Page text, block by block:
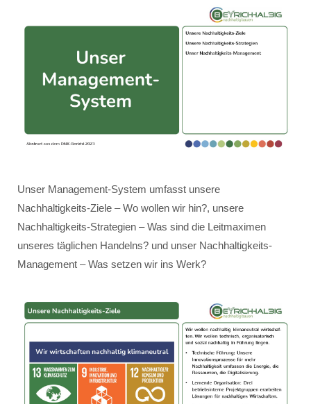
Unser Management-System umfasst unsere
Nachhaltigkeits-Ziele – Wo wollen wir hin?, unsere
Nachhaltigkeits-Strategien – Was sind die Leitmaximen
unseres täglichen Handelns? und unser Nachhaltigkeits-
Management – Was setzen wir ins Werk?